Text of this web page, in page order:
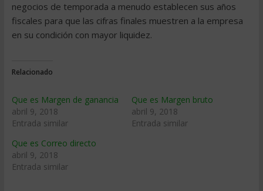
negocios de temporada a menudo establecen sus años
fiscales para que las cifras finales muestren a la empresa
en su condición con mayor liquidez.
Relacionado
Que es Margen de ganancia
abril 9, 2018
Entrada similar
Que es Margen bruto
abril 9, 2018
Entrada similar
Que es Correo directo
abril 9, 2018
Entrada similar